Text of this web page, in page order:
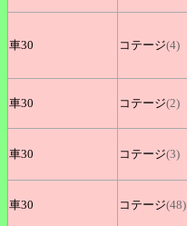
車30 コテージ(4)
車30 コテージ(2)
車30 コテージ(3)
車30 コテージ(48)